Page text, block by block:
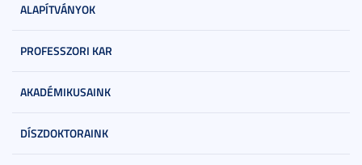
ALAPÍTVÁNYOK
PROFESSZORI KAR
AKADÉMIKUSAINK
DÍSZDOKTORAINK